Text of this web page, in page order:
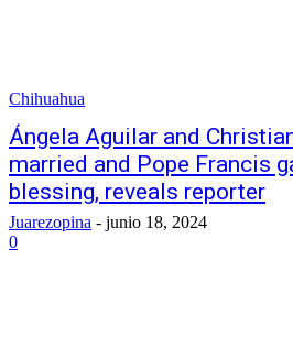
Chihuahua
Ángela Aguilar and
married and Pope Francis
blessing, reveals reporter
Juarezopina - junio 18, 2024
0